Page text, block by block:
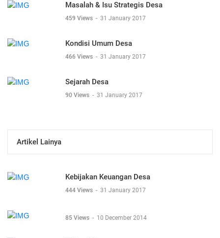
Masalah & Isu Strategis Desa
459 Views - 31 January 2017
Kondisi Umum Desa
466 Views - 31 January 2017
Sejarah Desa
90 Views - 31 January 2017
Artikel Lainya
Kebijakan Keuangan Desa
444 Views - 31 January 2017
85 Views - 10 December 2014